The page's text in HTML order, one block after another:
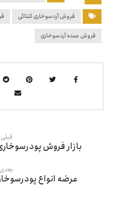
فروش آردسوخاری کنتاکی
فروش عمده آردسوخاری
قبلی
بازار فروش
بعدی
عرضه انواع پودرسوخاری